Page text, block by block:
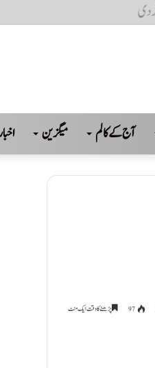
آج کے کالم میگزین
97 پڑھنے کا وقت ایک منٹ